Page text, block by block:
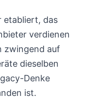
etabliert, das
verdienen
zwingend auf
dieselben
Denke
ist.